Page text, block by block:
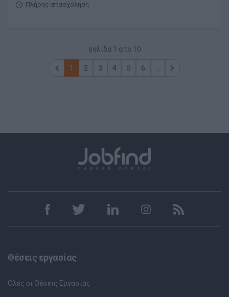
Πλήρης απασχόληση
σελίδα 1 από 10
1 2 3 4 5 6 ...
Θέσεις εργασίας
Όλες οι Θέσεις Εργασίας